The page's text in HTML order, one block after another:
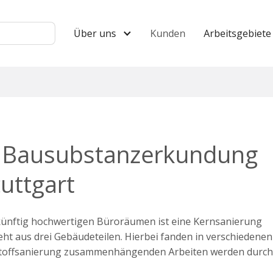
Über uns Kunden Arbeitsgebiete
hochwertigen Büroräumen ist eine Kernsanierung
aus drei Gebäudeteilen. Hierbei fanden in verschiedenen
zusammenhängenden Arbeiten werden durch